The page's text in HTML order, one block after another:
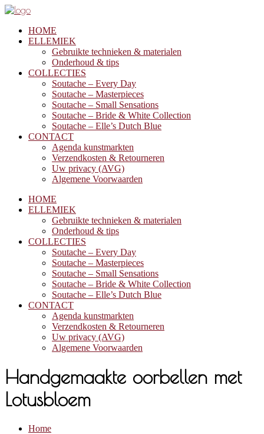
HOME
ELLEMIEK
Gebruikte technieken & materialen
Onderhoud & tips
COLLECTIES
Soutache – Every Day
Soutache – Masterpieces
Soutache – Small Sensations
Soutache – Bride & White Collection
Soutache – Elle’s Dutch Blue
CONTACT
Agenda kunstmarkten
Verzendkosten & Retourneren
Uw privacy (AVG)
Algemene Voorwaarden
HOME
ELLEMIEK
Gebruikte technieken & materialen
Onderhoud & tips
COLLECTIES
Soutache – Every Day
Soutache – Masterpieces
Soutache – Small Sensations
Soutache – Bride & White Collection
Soutache – Elle’s Dutch Blue
CONTACT
Agenda kunstmarkten
Verzendkosten & Retourneren
Uw privacy (AVG)
Algemene Voorwaarden
Handgemaakte oorbellen met
Lotusbloem
Home